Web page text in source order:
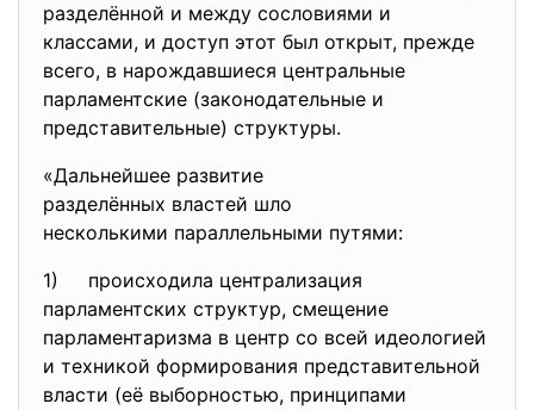
разделённой и между сословиями и
классами, и доступ этот был открыт, прежде
всего, в нарождавшиеся центральные
парламентские (законодательные и
представительные) структуры.
«Дальнейшее развитие
разделённых властей шло
несколькими параллельными путями:
1) происходила централизация
парламентских структур, смещение
парламентаризма в центр со всей идеологией
и техникой формирования представительной
власти (её выборностью, принципами